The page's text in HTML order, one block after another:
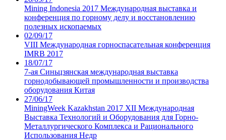
Mining Indonesia 2017 Международная выставка и
конференция по горному делу и восстановлению
полезных ископаемых
02/09/17
VIII Международная горноспасательная конференция
IMRB 2017
18/07/17
7-ая Синьцзянская международная выставка
горнодобывающей промышленности и производства
оборудования Китая
27/06/17
MiningWeek Kazakhstan 2017 XII Международная
Выставка Технологий и Оборудования для Горно-
Металлургического Комплекса и Рационального
Использования Недр